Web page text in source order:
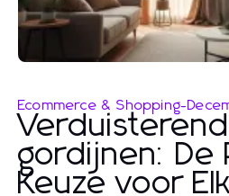
Ecommerce & Shopping-
gordijnen: De
Keuze voor